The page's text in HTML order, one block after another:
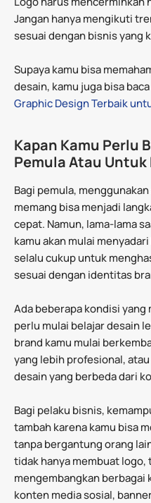
Jangan hanya mengikuti
sesuai dengan bisnis yang
Supaya kamu bisa
desain, kamu juga bisa
Graphic Design Terbaik
Kapan Kamu Perlu
Pemula Atau Untuk
Bagi pemula,
memang bisa menjadi
cepat. Namun, lama-lama
kamu akan mulai
selalu cukup untuk
sesuai dengan identitas
Ada beberapa kondisi yang
perlu mulai belajar desain
brand kamu mulai
yang lebih profesional,
desain yang berbeda dari
Bagi pelaku bisnis,
tambah karena kamu bisa
tanpa bergantung orang
tidak hanya membuat logo,
mengembangkan
konten media sosial,